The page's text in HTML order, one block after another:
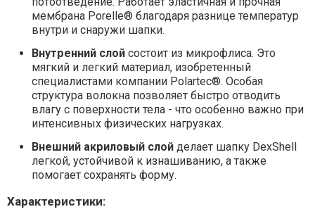
мембрана Porelle® благодаря разнице температур
внутри и снаружи шапки.
Внутренний слойсостоит из микрофлиса. Это
мягкий и легкий материал, изобретенный
специалистами компании Polartec®. Особая
структура волокна позволяет быстро отводить
влагу с поверхности тела - что особенно важно при
интенсивных физических нагрузках.
Внешний акриловый слойделает шапку DexShell
легкой, устойчивой к изнашиванию, а также
помогает сохранять форму.
Характеристики: